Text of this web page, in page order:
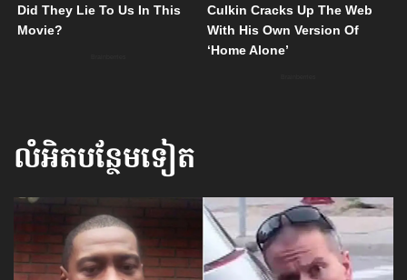
លំអិតបន្ថែមទៀត